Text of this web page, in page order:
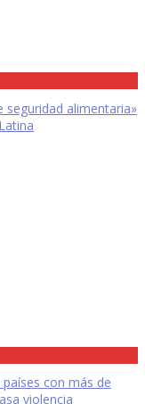
seguridad alimentaria»
con más de
violencia